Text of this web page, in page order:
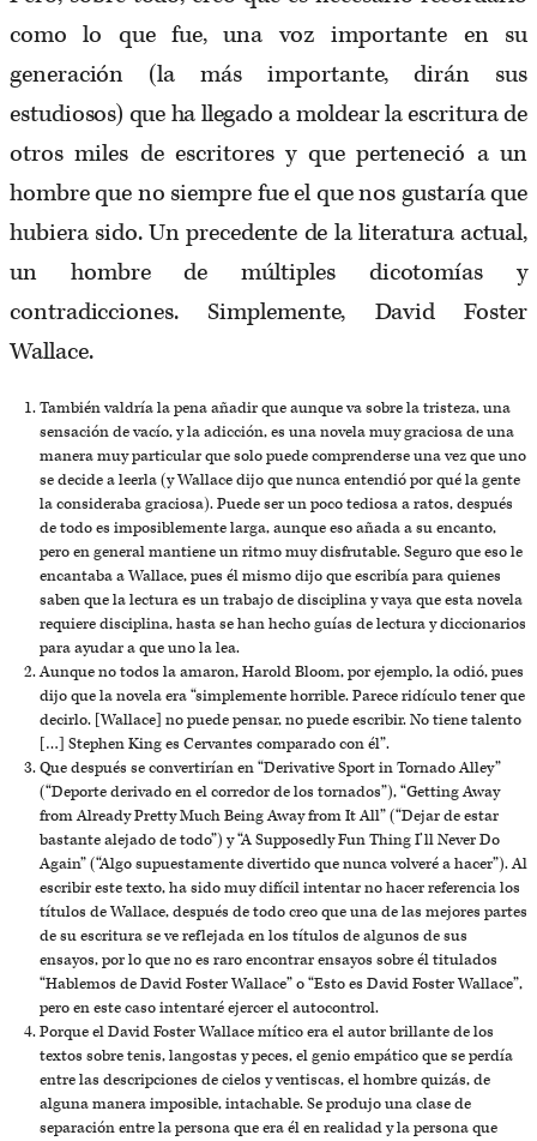
como lo que fue, una voz importante en su
generación (la más importante, dirán sus
estudiosos) que ha llegado a moldear la escritura de
otros miles de escritores y que perteneció a un
hombre que no siempre fue el que nos gustaría que
hubiera sido. Un precedente de la literatura actual,
un hombre de múltiples dicotomías y
contradicciones. Simplemente, David Foster
Wallace.
También valdría la pena añadir que aunque va sobre la tristeza, una
sensación de vacío, y la adicción, es una novela muy graciosa de una
manera muy particular que solo puede comprenderse una vez que uno
se decide a leerla (y Wallace dijo que nunca entendió por qué la gente
la consideraba graciosa). Puede ser un poco tediosa a ratos, después
de todo es imposiblemente larga, aunque eso añada a su encanto,
pero en general mantiene un ritmo muy disfrutable. Seguro que eso le
encantaba a Wallace, pues él mismo dijo que escribía para quienes
saben que la lectura es un trabajo de disciplina y vaya que esta novela
requiere disciplina, hasta se han hecho guías de lectura y diccionarios
para ayudar a que uno la lea.
Aunque no todos la amaron, Harold Bloom, por ejemplo, la odió, pues
dijo que la novela era “simplemente horrible. Parece ridículo tener que
decirlo. [Wallace] no puede pensar, no puede escribir. No tiene talento
[…] Stephen King es Cervantes comparado con él”.
Que después se convertirían en “Derivative Sport in Tornado Alley”
(“Deporte derivado en el corredor de los tornados”), “Getting Away
from Already Pretty Much Being Away from It All” (“Dejar de estar
bastante alejado de todo”) y “A Supposedly Fun Thing I’ll Never Do
Again” (“Algo supuestamente divertido que nunca volveré a hacer”). Al
escribir este texto, ha sido muy difícil intentar no hacer referencia los
títulos de Wallace, después de todo creo que una de las mejores partes
de su escritura se ve reflejada en los títulos de algunos de sus
ensayos, por lo que no es raro encontrar ensayos sobre él titulados
“Hablemos de David Foster Wallace” o “Esto es David Foster Wallace”,
pero en este caso intentaré ejercer el autocontrol.
Porque el David Foster Wallace mítico era el autor brillante de los
textos sobre tenis, langostas y peces, el genio empático que se perdía
entre las descripciones de cielos y ventiscas, el hombre quizás, de
alguna manera imposible, intachable. Se produjo una clase de
separación entre la persona que era él en realidad y la persona que